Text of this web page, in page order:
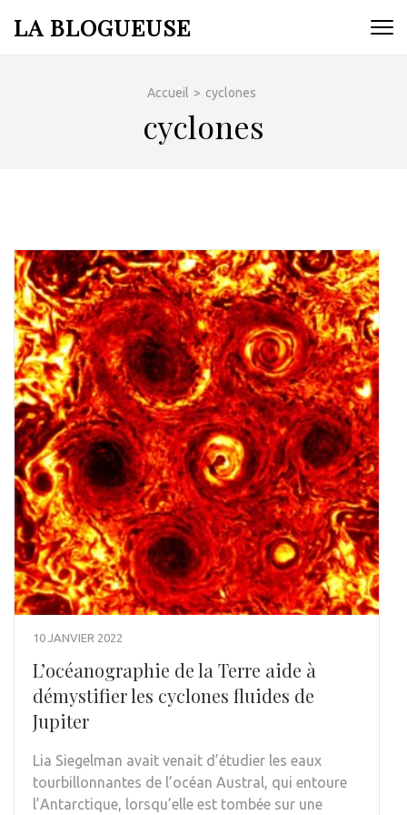
auLA BLOGUEUSE
Accueil > cyclones
cyclones
10 JANVIER 2022
L’océanographie de la Terre aide à
démystifier les cyclones fluides de
Jupiter
Lia Siegelman avait venait d’étudier les eaux
tourbillonnantes de l’océan Austral, qui entoure
l’Antarctique, lorsqu’elle est tombée sur une